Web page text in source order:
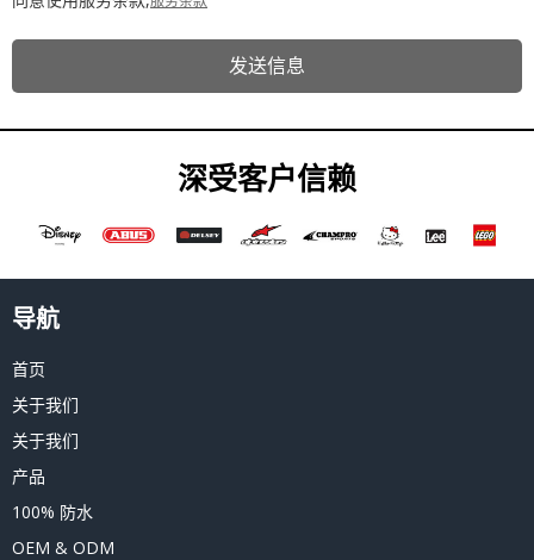
发送信息
深受客户信赖
导航
首页
关于我们
关于我们
产品
100% 防水
OEM & ODM